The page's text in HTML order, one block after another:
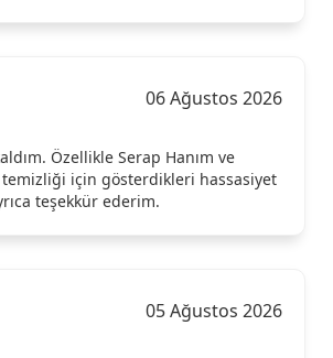
06 Ağustos 2026
Özellikle Serap Hanım ve
için gösterdikleri hassasiyet
teşekkür ederim.
05 Ağustos 2026